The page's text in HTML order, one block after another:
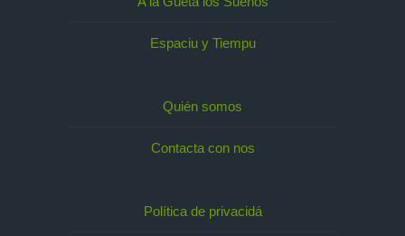
Espaciu y Tiempu
Quién somos
Contacta con nos
Política de privacidá